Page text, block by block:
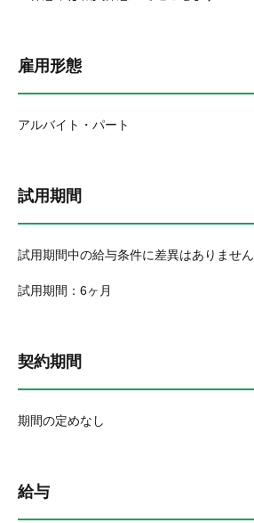
雇用形態
アルバイト・パート
試用期間
試用期間中の給与条件に差異はありません
試用期間：6ヶ月
契約期間
期間の定めなし
給与